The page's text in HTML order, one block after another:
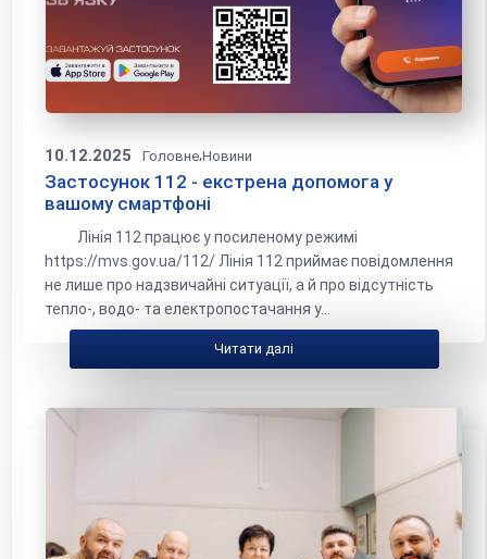
10.12.2025 Головне,Новини
Застосунок 112 - екстрена допомога у
вашому смартфоні
Лінія 112 працює у посиленому режимі
https://mvs.gov.ua/112/ Лінія 112 приймає повідомлення
не лише про надзвичайні ситуації, а й про відсутність
тепло-, водо- та електропостачання у...
Читати далі